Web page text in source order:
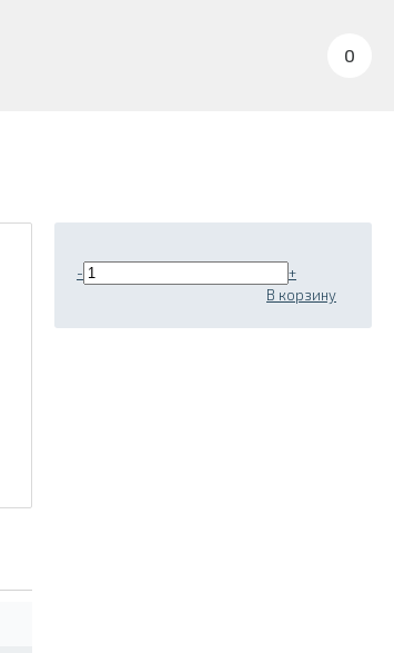
0
-
+
В корзину